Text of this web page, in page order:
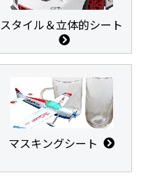
スタイル＆立体的シート
マスキングシート